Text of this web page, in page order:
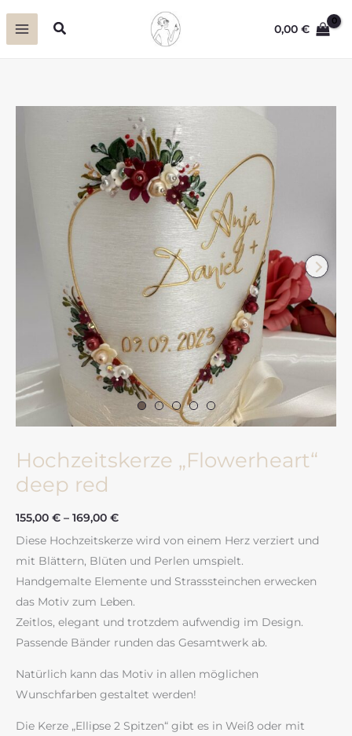
Inhalt
Suchen 0,00€
Hochzeitskerze „Flowerheart“
deep red
155,00 € – 169,00 €
Diese Hochzeitskerze wird von einem Herz verziert und
mit Blättern, Blüten und Perlen umspielt.
Handgemalte Elemente und Strasssteinchen erwecken
das Motiv zum Leben.
Zeitlos, elegant und trotzdem aufwendig im Design.
Passende Bänder runden das Gesamtwerk ab.
Natürlich kann das Motiv in allen möglichen
Wunschfarben gestaltet werden!
Die Kerze „Ellipse 2 Spitzen“ gibt es in Weiß oder mit